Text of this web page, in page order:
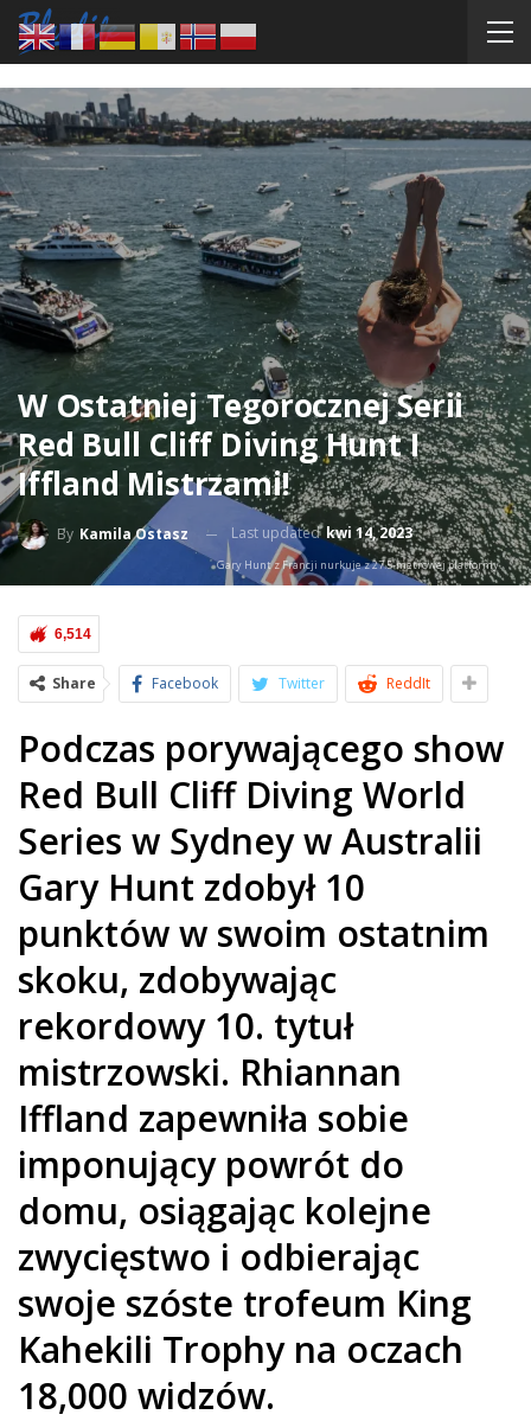
W Ostatniej Tegorocznej Serii
Red Bull Cliff Diving Hunt I
Iffland Mistrzami!
By Kamila Ostasz Last updatedkwi 14, 2023
Gary Hunt z Francji nurkuje z 27.5-metrowej platformy.
6,514
Share Facebook Twitter ReddIt
Podczas porywającego show
Red Bull Cliff Diving World
Series w Sydney w Australii
Gary Hunt zdobył 10
punktów w swoim ostatnim
skoku, zdobywając
rekordowy 10. tytuł
mistrzowski. Rhiannan
Iffland zapewniła sobie
imponujący powrót do
domu, osiągając kolejne
zwycięstwo i odbierając
swoje szóste trofeum King
Kahekili Trophy na oczach
18,000 widzów.